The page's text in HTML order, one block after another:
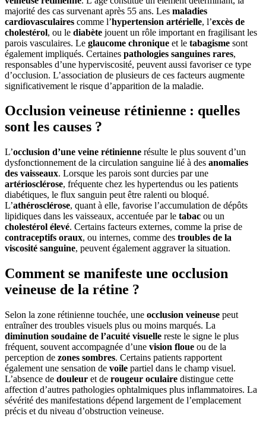
majorité des cas survenant après 55 ans. Les maladies
cardiovasculaires comme l’hypertension artérielle, l’excès de
cholestérol, ou le diabète jouent un rôle important en fragilisant les
parois vasculaires. Le glaucome chronique et le tabagisme sont
également impliqués. Certaines pathologies sanguines rares,
responsables d’une hyperviscosité, peuvent aussi favoriser ce type
d’occlusion. L’association de plusieurs de ces facteurs augmente
significativement le risque d’apparition de la maladie.
Occlusion veineuse rétinienne : quelles
sont les causes ?
L’occlusion d’une veine rétinienne résulte le plus souvent d’un
dysfonctionnement de la circulation sanguine lié à des anomalies
des vaisseaux. Lorsque les parois sont durcies par une
artériosclérose, fréquente chez les hypertendus ou les patients
diabétiques, le flux sanguin peut être ralenti ou bloqué.
L’athérosclérose, quant à elle, favorise l’accumulation de dépôts
lipidiques dans les vaisseaux, accentuée par le tabac ou un
cholestérol élevé. Certains facteurs externes, comme la prise de
contraceptifs oraux, ou internes, comme des troubles de la
viscosité sanguine, peuvent également aggraver la situation.
Comment se manifeste une occlusion
veineuse de la rétine ?
Selon la zone rétinienne touchée, une occlusion veineuse peut
entraîner des troubles visuels plus ou moins marqués. La
diminution soudaine de l’acuité visuelle reste le signe le plus
fréquent, souvent accompagnée d’une vision floue ou de la
perception de zones sombres. Certains patients rapportent
également une sensation de voile partiel dans le champ visuel.
L’absence de douleur et de rougeur oculaire distingue cette
affection d’autres pathologies ophtalmiques plus inflammatoires. La
sévérité des manifestations dépend largement de l’emplacement
précis et du niveau d’obstruction veineuse.